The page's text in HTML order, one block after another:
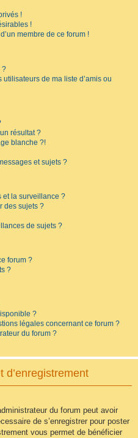
!
!
membre de ce forum !
?
de ma liste d’amis ou
résultat ?
blanche ?!
et sujets ?
et la surveillance ?
des sujets ?
de sujets ?
forum ?
?
?
légales concernant ce forum ?
du forum ?
d’enregistrement
du forum peut avoir
de s’enregistrer pour poster
vous permet de bénéficier